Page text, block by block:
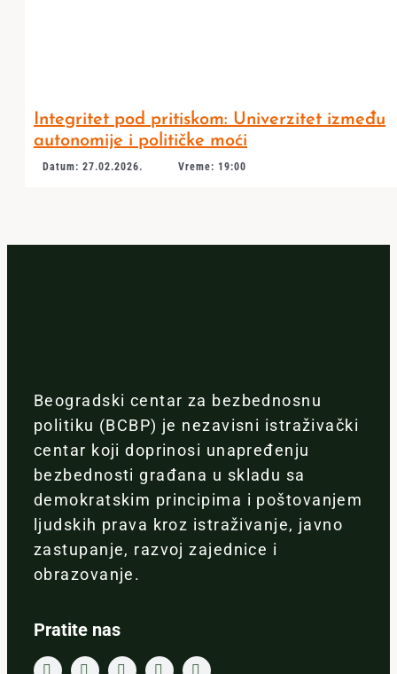
Integritet pod pritiskom: Univerzitet između
autonomije i političke moći
Datum: 27.02.2026. Vreme: 19:00
Beogradski centar za bezbednosnu
politiku (BCBP) je nezavisni istraživački
centar koji doprinosi unapređenju
bezbednosti građana u skladu sa
demokratskim principima i poštovanjem
ljudskih prava kroz istraživanje, javno
zastupanje, razvoj zajednice i
obrazovanje.
Pratite nas